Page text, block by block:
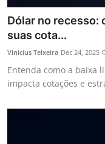
Dólar no recesso:
suas cota...
Vinicius Teixeira Dec 24, 2025
Entenda como a baixa
impacta cotações e